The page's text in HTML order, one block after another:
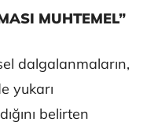
MUHTEMEL”
dalgalanmaların,
yukarı
belirten